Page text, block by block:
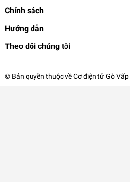
Chính sách
Hướng dẫn
Theo dõi chúng tôi
© Bản quyền thuộc vềCơ điện tử Gò Vấp